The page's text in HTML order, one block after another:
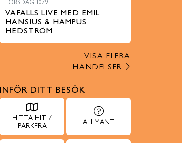
TORSDAG 10/9
VAFALLS LIVE MED EMIL
HANSIUS & HAMPUS
HEDSTRÖM
VISA FLERA
HÄNDELSER
INFÖR DITT BESÖK
HITTA HIT /
PARKERA
ALLMÄNT